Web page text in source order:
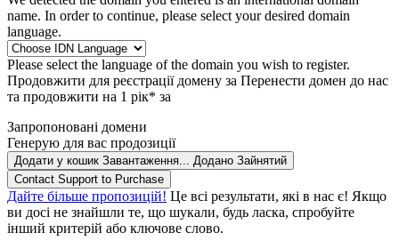
name. In order to continue, please select your desired domain
language.
Please select the language of the domain you wish to register.
Продовжити для реєстрації домену за Перенести домен до нас
та продовжити на 1 рік* за
Запропоновані домени
Генерую для вас продозиції
Додати у кошик Завантаження... Додано Зайнятий
Contact Support to Purchase
Дайте більше пропозицій! Це всі результати, які в нас є! Якщо
ви досі не знайшли те, що шукали, будь ласка, спробуйте
інший критерій або ключове слово.